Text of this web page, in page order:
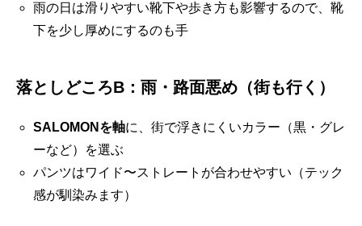
雨の日は滑りやすい靴下や歩き方も影響するので、靴
下を少し厚めにするのも手
落としどころB：雨・路面悪め（街も行く）
SALOMONを軸に、街で浮きにくいカラー（黒・グレ
ーなど）を選ぶ
パンツはワイド〜ストレートが合わせやすい（テック
感が馴染みます）